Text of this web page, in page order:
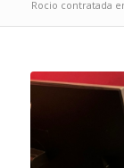
Rocio contratada